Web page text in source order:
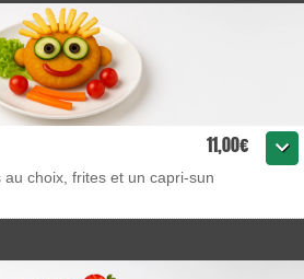
11,00€
choix, frites et un capri-sun